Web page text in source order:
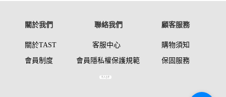
關於我們 聯絡我們 顧客服務
關於TAST 客服中心 購物須知
會員制度 會員 隱私權保護規範 保固服務